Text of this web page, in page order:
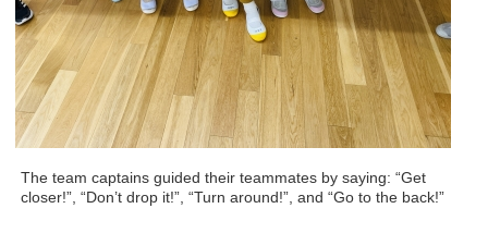
The team captains guided their teammates by saying: “Get
closer!”, “Don’t drop it!”, “Turn around!”, and “Go to the back!”